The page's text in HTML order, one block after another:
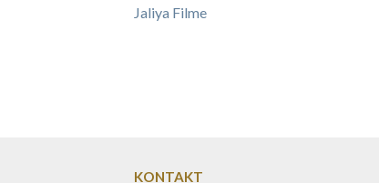
Jaliya Filme
KONTAKT